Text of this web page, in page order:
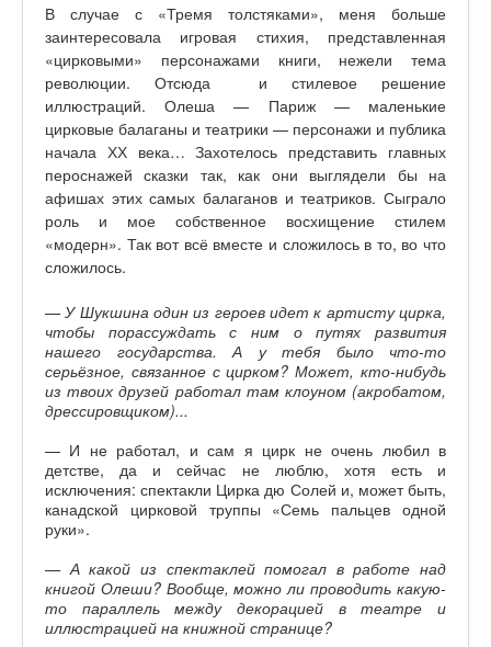
В случае с «Тремя толстяками», меня больше
заинтересовала игровая стихия, представленная
«цирковыми» персонажами книги, нежели тема
революции. Отсюда и стилевое решение
иллюстраций. Олеша — Париж — маленькие
цирковые балаганы и театрики — персонажи и публика
начала ХХ века… Захотелось представить главных
пероснажей сказки так, как они выглядели бы на
афишах этих самых балаганов и театриков. Сыграло
роль и мое собственное восхищение стилем
«модерн». Так вот всё вместе и сложилось в то, во что
сложилось.
— У Шукшина один из героев идет к артисту цирка,
чтобы порассуждать с ним о путях развития
нашего государства. А у тебя было что-то
серьёзное, связанное с цирком? Может, кто-нибудь
из твоих друзей работал там клоуном (акробатом,
дрессировщиком)...
— И не работал, и сам я цирк не очень любил в
детстве, да и сейчас не люблю, хотя есть и
исключения: спектакли Цирка дю Солей и, может быть,
канадской цирковой труппы «Семь пальцев одной
руки».
— А какой из спектаклей помогал в работе над
книгой Олеши? Вообще, можно ли проводить какую-
то параллель между декорацией в театре и
иллюстрацией на книжной странице?